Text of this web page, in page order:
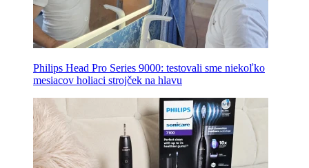
Philips Head Pro Series 9000: testovali sme niekoľko
mesiacov holiaci strojček na hlavu